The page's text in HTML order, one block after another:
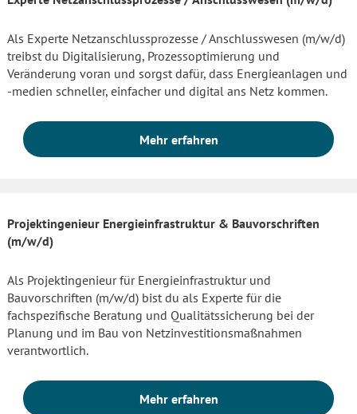
Als Experte Netzanschlussprozesse / Anschlusswesen (m/w/d)
treibst du Digitalisierung, Prozessoptimierung und
Veränderung voran und sorgst dafür, dass Energieanlagen und
-medien schneller, einfacher und digital ans Netz kommen.
Mehr erfahren
Projektingenieur Energieinfrastruktur & Bauvorschriften
(m/w/d)
Als Projektingenieur für Energieinfrastruktur und
Bauvorschriften (m/w/d) bist du als Experte für die
fachspezifische Beratung und Qualitätssicherung bei der
Planung und im Bau von Netzinvestitionsmaßnahmen
verantwortlich.
Mehr erfahren